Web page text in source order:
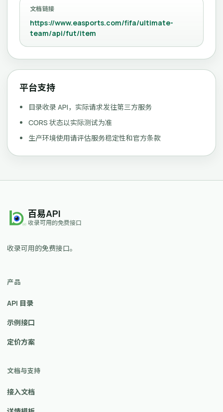
文档链接
https://www.easports.com/fifa/ultimate-
team/api/fut/item
平台支持
目录收录 API，实际请求发往第三方服务
CORS 状态以实际测试为准
生产环境使用请评估服务稳定性和官方条款
百易API
收录可用的免费接口
收录可用的免费接口。
产品
API 目录
示例接口
定价方案
文档与支持
接入文档